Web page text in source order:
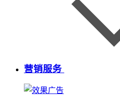
营销服务